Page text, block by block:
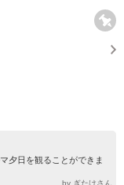
夕日を観ることができま
by ぎたけさん